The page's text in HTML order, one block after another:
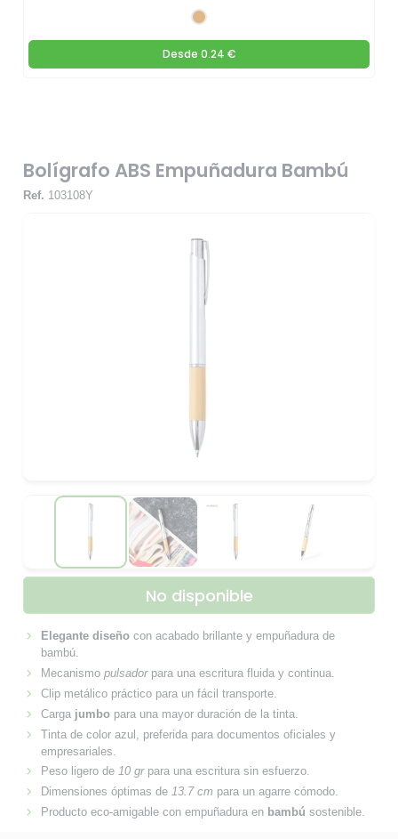
Desde 0.24 €
Bolígrafo ABS Empuñadura Bambú
Ref. 103108Y
No disponible
Elegante diseñocon acabado brillante y empuñadura de
bambú.
Mecanismo pulsadorpara una escritura fluida y continua.
Clip metálico práctico para un fácil transporte.
Carga jumbopara una mayor duración de la tinta.
Tinta de color azul, preferida para documentos oficiales y
empresariales.
Peso ligero de 10 grpara una escritura sin esfuerzo.
Dimensiones óptimas de 13.7 cm para un agarre cómodo.
Producto eco-amigable con empuñadura en bambú sostenible.